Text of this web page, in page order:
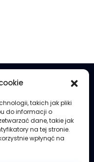
takich jak pliki
do informacji o
dane, takie jak
na tej stronie.
wpłynąć na